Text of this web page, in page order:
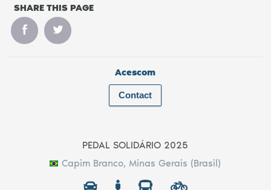
SHARE THIS PAGE
Acescom
Contact
PEDAL SOLIDÁRIO 2025
Capim Branco, Minas Gerais (Brasil)